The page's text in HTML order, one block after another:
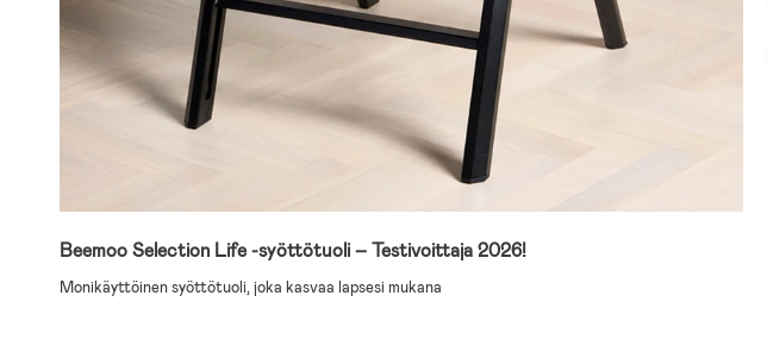
Beemoo Selection Life -syöttötuoli – Testivoittaja 2026!
Monikäyttöinen syöttötuoli, joka kasvaa lapsesi mukana